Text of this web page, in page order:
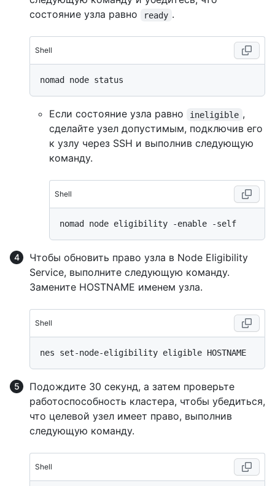
состояние узла равно
ready .
Shell
Если состояние узла равно ineligible ,
сделайте узел допустимым, подключив его
к узлу через SSH и выполнив следующую
команду.
Shell
Чтобы обновить право узла в Node Eligibility
Service, выполните следующую команду.
Замените HOSTNAME именем узла.
Shell
Подождите 30 секунд, а затем проверьте
работоспособность кластера, чтобы убедиться,
что целевой узел имеет право, выполнив
следующую команду.
Shell